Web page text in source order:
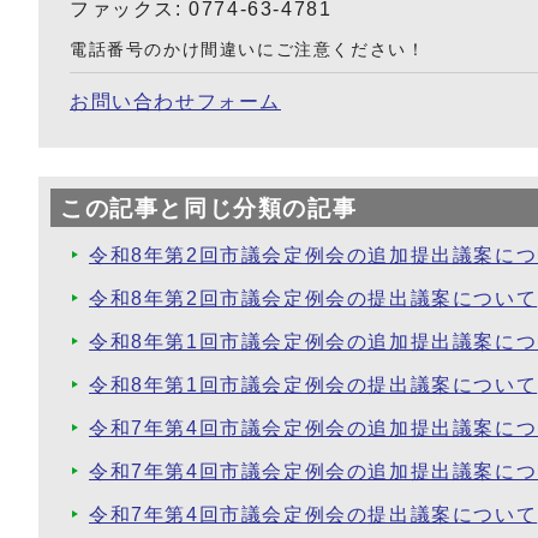
ファックス: 0774-63-4781
電話番号のかけ間違いにご注意ください！
お問い合わせフォーム
この記事と同じ分類の記事
令和8年第2回市議会定例会の追加提出議案につ
令和8年第2回市議会定例会の提出議案について
令和8年第1回市議会定例会の追加提出議案につ
令和8年第1回市議会定例会の提出議案について
令和7年第4回市議会定例会の追加提出議案につ
令和7年第4回市議会定例会の追加提出議案につ
令和7年第4回市議会定例会の提出議案について